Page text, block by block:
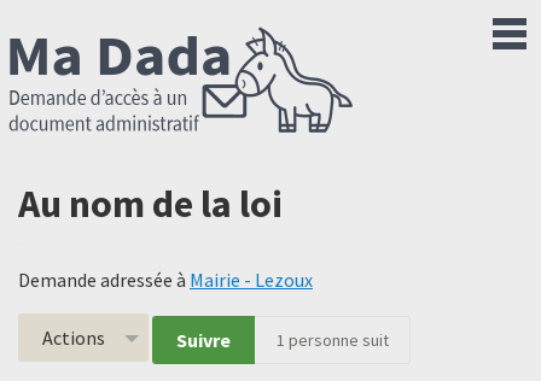
Au nom de la loi
Demande adressée à Mairie - Lezoux
Actions Suivre 1 personne suit